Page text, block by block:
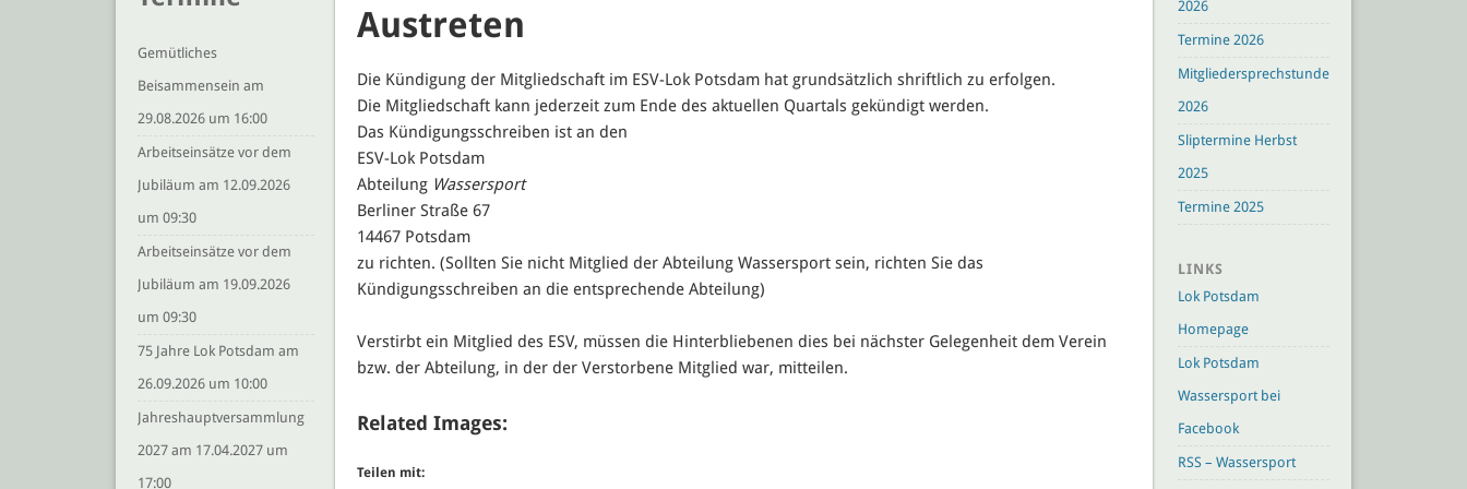
Austreten
Die Kündigung der Mitgliedschaft im ESV-Lok Potsdam hat grundsätzlich shriftlich zu erfolgen.
Die Mitgliedschaft kann jederzeit zum Ende des aktuellen Quartals gekündigt werden.
Das Kündigungsschreiben ist an den
ESV-Lok Potsdam
Abteilung Wassersport
Berliner Straße 67
14467 Potsdam
zu richten. (Sollten Sie nicht Mitglied der Abteilung Wassersport sein, richten Sie das
Kündigungsschreiben an die entsprechende Abteilung)
Verstirbt ein Mitglied des ESV, müssen die Hinterbliebenen dies bei nächster Gelegenheit dem Verein
bzw. der Abteilung, in der der Verstorbene Mitglied war, mitteilen.
Related Images:
Teilen mit:
Gemütliches
Beisammensein am
29.08.2026 um 16:00
Arbeitseinsätze vor dem
Jubiläum am 12.09.2026
um 09:30
Arbeitseinsätze vor dem
Jubiläum am 19.09.2026
um 09:30
75 Jahre Lok Potsdam am
26.09.2026 um 10:00
Jahreshauptversammlung
2027 am 17.04.2027 um
17:00
2026
Termine 2026
Mitgliedersprechstunden
2026
Sliptermine Herbst
2025
Termine 2025
LINKS
Lok Potsdam
Homepage
Lok Potsdam
Wassersport bei
Facebook
RSS – Wassersport